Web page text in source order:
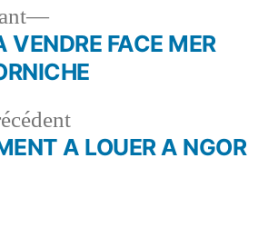
Article
précédent :
A LOUER A NGOR
Article
suivant :
VENDRE FACE MER